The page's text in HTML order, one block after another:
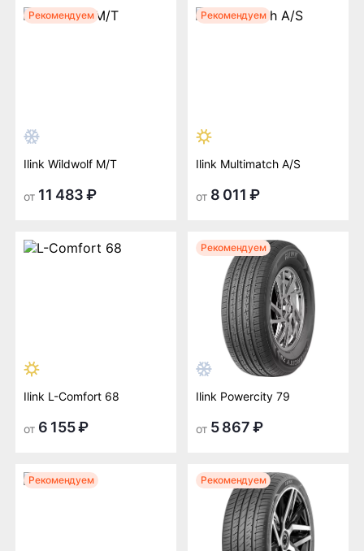
Рекомендуем
Ilink Wildwolf M/T
от 11 483 ₽
Рекомендуем
Ilink Multimatch A/S
от 8 011 ₽
Ilink L-Comfort 68
от 6 155 ₽
Рекомендуем
Ilink Powercity 79
от 5 867 ₽
Рекомендуем Рекомендуем